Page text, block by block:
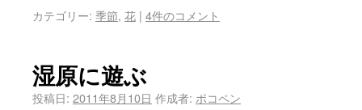
カテゴリー: 季節, 花 | 4件のコメント
湿原に遊ぶ
投稿日: 2011年8月10日 作成者: ポコペン